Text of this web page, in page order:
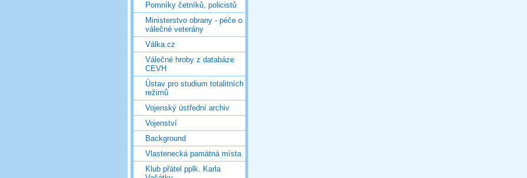
Pomníky četníků, policistů
Ministerstvo obrany - péče o
válečné veterány
Válka.cz
Válečné hroby z databáze
CEVH
Ústav pro studium totalitních
režimů
Vojenský ústřední archiv
Vojenství
Background
Vlastenecká památná místa
Klub přátel pplk. Karla